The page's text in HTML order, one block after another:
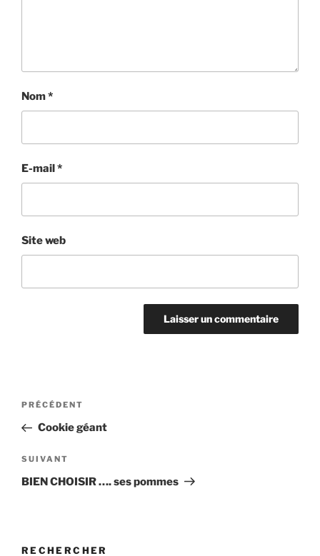
Nom*
E-mail*
Site web
Navigation
l’article
Article
précédent
PRÉCÉDENT
Cookie géant
Article
suivant
SUIVANT
BIEN CHOISIR …. ses pommes
RECHERCHER